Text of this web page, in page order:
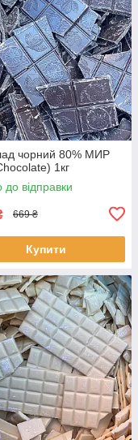
чорний 80% МИР
1кг
до відправки
669 ₴
Купити